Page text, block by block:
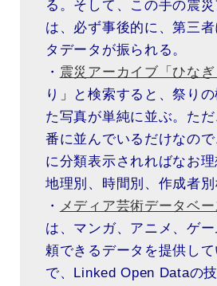
る。そして、この手の震
は、必ず事後的に、第三
タデータが振られる。
・ 震災アーカイブ「ひなぎ
り」と検索すると、祭り
た写真が単純に並ぶ。た
番に並んでいるだけなの
に分類表示されればなお
地理別、時間別、作成者別
・
メディア芸術データベー
は、マンガ、アニメ、ゲ
頼できるデータを提供して
で、Linked Open Dataの